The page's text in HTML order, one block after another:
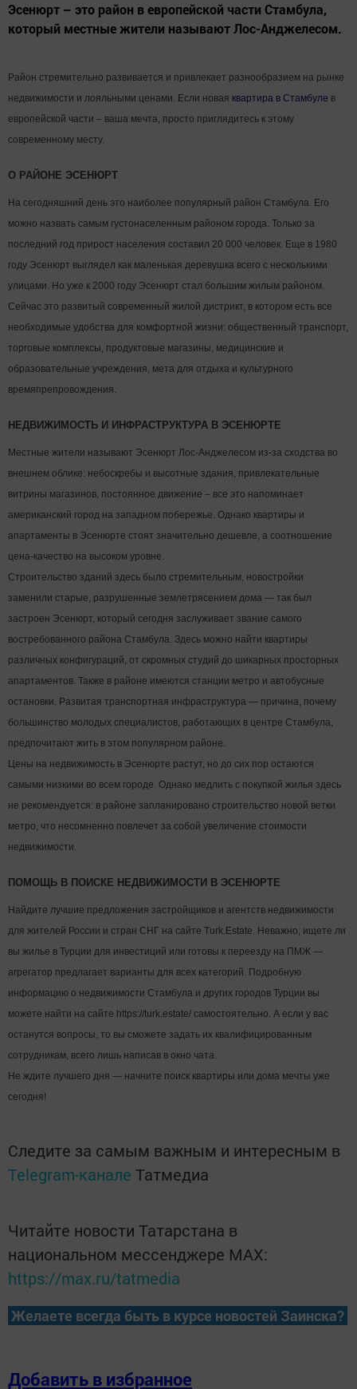
Эсенюрт – это район в европейской части Стамбула,
который местные жители называют Лос-Анджелесом.
Район стремительно развивается и привлекает разнообразием на рынке
недвижимости и лояльными ценами. Если новая квартира в Стамбуле в
европейской части – ваша мечта, просто приглядитесь к этому
современному месту.
О РАЙОНЕ ЭСЕНЮРТ
На сегодняшний день это наиболее популярный район Стамбула. Его
можно назвать самым густонаселенным районом города. Только за
последний год прирост населения составил 20 000 человек. Еще в 1980
году Эсенюрт выглядел как маленькая деревушка всего с несколькими
улицами. Но уже к 2000 году Эсенюрт стал большим жилым районом.
Сейчас это развитый современный жилой дистрикт, в котором есть все
необходимые удобства для комфортной жизни: общественный транспорт,
торговые комплексы, продуктовые магазины, медицинские и
образовательные учреждения, мета для отдыха и культурного
времяпрепровождения.
НЕДВИЖИМОСТЬ И ИНФРАСТРУКТУРА В ЭСЕНЮРТЕ
Местные жители называют Эсенюрт Лос-Анджелесом из-за сходства во
внешнем облике: небоскребы и высотные здания, привлекательные
витрины магазинов, постоянное движение – все это напоминает
американский город на западном побережье. Однако квартиры и
апартаменты в Эсенюрте стоят значительно дешевле, а соотношение
цена-качество на высоком уровне.
Строительство зданий здесь было стремительным, новостройки
заменили старые, разрушенные землетрясением дома — так был
застроен Эсенюрт, который сегодня заслуживает звание самого
востребованного района Стамбула. Здесь можно найти квартиры
различных конфигураций, от скромных студий до шикарных просторных
апартаментов. Также в районе имеются станции метро и автобусные
остановки. Развитая транспортная инфраструктура — причина, почему
большинство молодых специалистов, работающих в центре Стамбула,
предпочитают жить в этом популярном районе.
Цены на недвижимость в Эсенюрте растут, но до сих пор остаются
самыми низкими во всем городе. Однако медлить с покупкой жилья здесь
не рекомендуется: в районе запланировано строительство новой ветки
метро, что несомненно повлечет за собой увеличение стоимости
недвижимости.
ПОМОЩЬ В ПОИСКЕ НЕДВИЖИМОСТИ В ЭСЕНЮРТЕ
Найдите лучшие предложения застройщиков и агентств недвижимости
для жителей России и стран СНГ на сайте Turk.Estate. Неважно, ищете ли
вы жилье в Турции для инвестиций или готовы к переезду на ПМЖ —
агрегатор предлагает варианты для всех категорий. Подробную
информацию о недвижимости Стамбула и других городов Турции вы
можете найти на сайте https://turk.estate/ самостоятельно. А если у вас
останутся вопросы, то вы сможете задать их квалифицированным
сотрудникам, всего лишь написав в окно чата.
Не ждите лучшего дня — начните поиск квартиры или дома мечты уже
сегодня!
Следите за самым важным и интересным в
Telegram-канале Татмедиа
Читайте новости Татарстана в
национальном мессенджере MАХ:
https://max.ru/tatmedia
Желаете всегда быть в курсе новостей Заинска?
Добавить в избранное